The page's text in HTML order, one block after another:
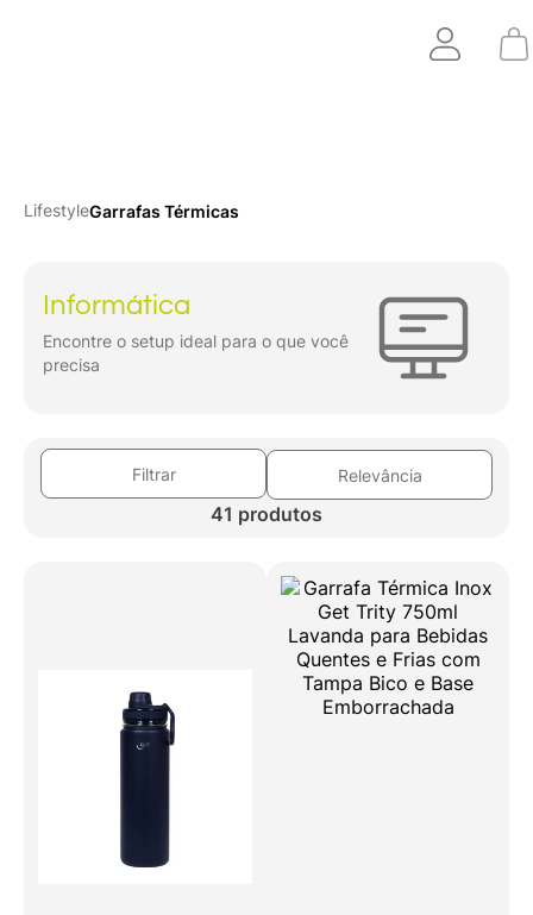
LifestyleGarrafas Térmicas
Informática
Encontre o setup ideal para o que você
precisa
Filtrar Relevância
41 produtos